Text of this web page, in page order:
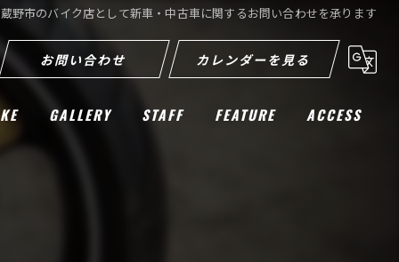
野市のバイク店として新車・中古車に関するお問い合わせを承ります
お問い合わせ カレンダーを見る
GALLERY STAFF FEATURE ACCESS